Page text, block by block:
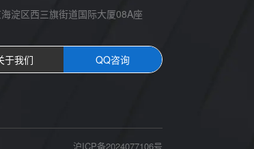
淀区西三旗街道国际大厦08A座
于我们 QQ咨询
沪ICP备2024077106号